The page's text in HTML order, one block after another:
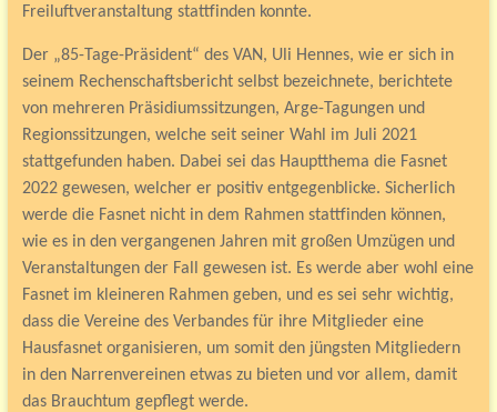
Freiluftveranstaltung stattfinden konnte.
Der „85-Tage-Präsident“ des VAN, Uli Hennes, wie er sich in
seinem Rechenschaftsbericht selbst bezeichnete, berichtete
von mehreren Präsidiumssitzungen, Arge-Tagungen und
Regionssitzungen, welche seit seiner Wahl im Juli 2021
stattgefunden haben. Dabei sei das Hauptthema die Fasnet
2022 gewesen, welcher er positiv entgegenblicke. Sicherlich
werde die Fasnet nicht in dem Rahmen stattfinden können,
wie es in den vergangenen Jahren mit großen Umzügen und
Veranstaltungen der Fall gewesen ist. Es werde aber wohl eine
Fasnet im kleineren Rahmen geben, und es sei sehr wichtig,
dass die Vereine des Verbandes für ihre Mitglieder eine
Hausfasnet organisieren, um somit den jüngsten Mitgliedern
in den Narrenvereinen etwas zu bieten und vor allem, damit
das Brauchtum gepflegt werde.